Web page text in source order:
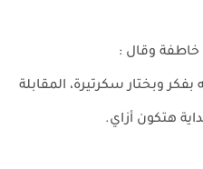
خاطفة وقال :
وبختار سكرتيرة، المقابلة
هتكون أزاي.